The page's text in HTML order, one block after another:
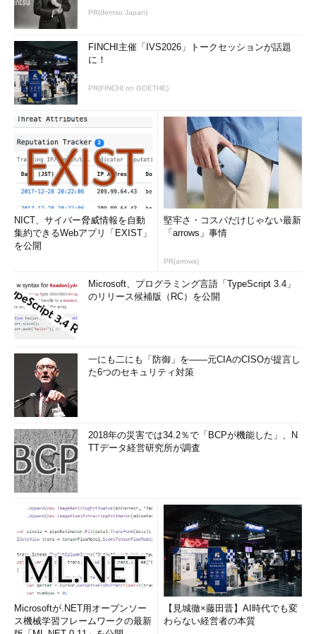
【参考】
「T-MobileのSidekick向けサービスにお
けるユーザーデータ消失」
MicrosoftのT-Mobile向けクラウドでユー
ザーデータ消失
s/0910/13/news079.html
Microsoft Confirms Data Recovery for
Sidekick Users（マイクロソフト）
http://www.microsoft.com/Presspass/pres
s/2009/oct09/10-15sidekick.mspx
Microsoft Update on Sidekick Data
Restoration（マイクロソフト）
s/2009/oct09/10-20sidekick.mspx
【参考】
「アメリカ連邦捜査局（FBI）によるコア
IPネットワークスのデータセンター内サー
外国企業にデータを預けても安心か？?各
る
http://enterprisezine.jp/article/detail/1934
Mクラウドは幻滅期に入るのか、課題克服
に向け業界は努力を（ITpro）
http://itpro.nikkeibp.co.jp/article/MAG/200
91027/339542/
【参考】
「カナダやEUの個人情報持ち出しにかる
政策」
クラウド・コンピューティングと日本の競
争力に関する研究会（第1回）-議事要旨
利活用拡大に向けたガイドライン・指標等
の整備（経済産業省）
PR(dentsu Japan)
FINCHI主催「IVS2026」トークセッションが話題
に！
PR(FINCHI on GOETHE)
NICT、サイバー脅威情報を自動
集約できるWebアプリ「EXIST」
を公開
堅牢さ・コスパだけじゃない最新
「arrows」事情
PR(arrows)
Microsoft、プログラミング言語「TypeScript 3.4」
のリリース候補版（RC）を公開
一にも二にも「防御」を――元CIAのCISOが提言し
た6つのセキュリティ対策
2018年の災害では34.2％で「BCPが機能した」、N
TTデータ経営研究所が調査
Microsoftが.NET用オープンソー
ス機械学習フレームワークの最新
【見城徹×藤田晋】AI時代でも変
わらない経営者の本質